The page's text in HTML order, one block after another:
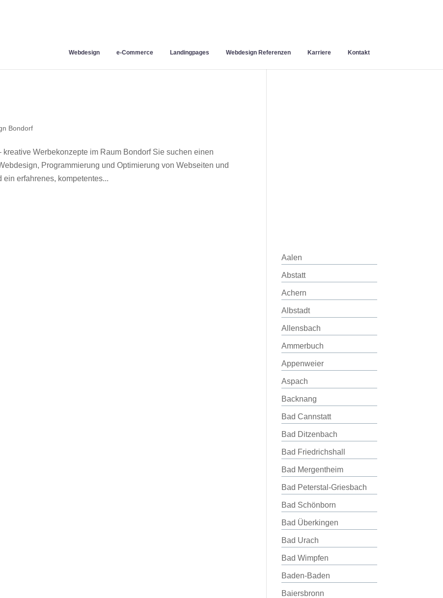
Webdesign e-Commerce Landingpages Webdesign Referenzen Karriere Kontakt
Bondorf
Werbekonzepte im Raum Bondorf Sie suchen einen
Programmierung und Optimierung von Webseiten und
erfahrenes, kompetentes...
Aalen
Abstatt
Achern
Albstadt
Allensbach
Ammerbuch
Appenweier
Aspach
Backnang
Bad Cannstatt
Bad Ditzenbach
Bad Friedrichshall
Bad Mergentheim
Bad Peterstal-Griesbach
Bad Schönborn
Bad Überkingen
Bad Urach
Bad Wimpfen
Baden-Baden
Baiersbronn